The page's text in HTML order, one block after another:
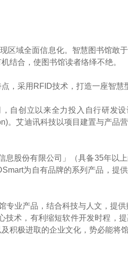
区域全面信息化。智慧图书馆敢
结合，使图书馆读者络绎不绝。
，采用RFID技术，打造一座智慧
自创立以来全力投入自行研发
。艾迪讯科技以项目建置与产品
股份有限公司」（具备35年以
为自有品牌的系列产品，提
专业产品，结合科技与人文，提
术，有利缩短软件开发时程，
极进取的企业文化，势必能将